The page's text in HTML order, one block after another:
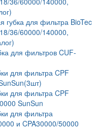
губка для фильтра BioTec
36/60000/140000,
для фильтров CUF-
для фильтра CPF
для фильтра CPF
SunSun
для фильтра
и CPA30000/50000